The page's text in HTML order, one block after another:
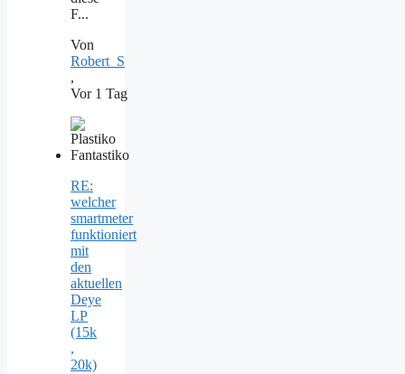
F...
Von
Robert_S
,
Vor 1 Tag
RE:
welcher
smartmeter
funktioniert
mit
den
aktuellen
Deye
LP
(15k
,
20k)